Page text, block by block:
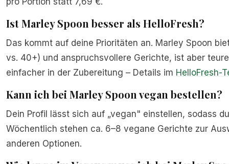
Ist Marley Spoon besser als HelloFresh?
Das kommt auf deine Prioritäten an. Marley Spoon
vs. 40+) und anspruchsvollere Gerichte, ist aber
einfacher in der Zubereitung – Details im HelloFresh-
Kann ich bei Marley Spoon vegan bestellen?
Dein Profil lässt sich auf „vegan" einstellen, sodass
Wöchentlich stehen ca. 6–8 vegane Gerichte zur
anderen Optionen.